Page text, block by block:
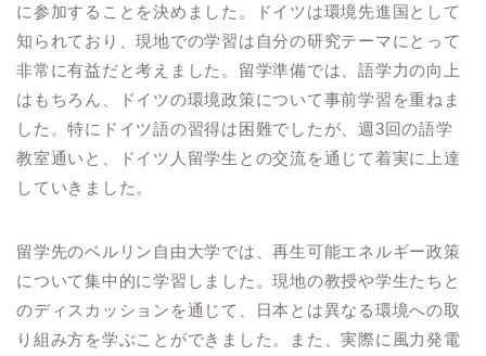
に参加することを決めました。ドイツは環境先進国として
知られており、現地での学習は自分の研究テーマにとって
非常に有益だと考えました。留学準備では、語学力の向上
はもちろん、ドイツの環境政策について事前学習を重ねま
した。特にドイツ語の習得は困難でしたが、週3回の語学
教室通いと、ドイツ人留学生との交流を通じて着実に上達
していきました。
留学先のベルリン自由大学では、再生可能エネルギー政策
について集中的に学習しました。現地の教授や学生たちと
のディスカッションを通じて、日本とは異なる環境への取
り組み方を学ぶことができました。また、実際に風力発電